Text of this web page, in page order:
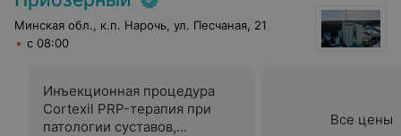
Минская обл., к.п. Нарочь, ул. Песчаная, 21
с 08:00
Инъекционная процедура
Cortexil PRP-терапия при
патологии суставов,
Все цены